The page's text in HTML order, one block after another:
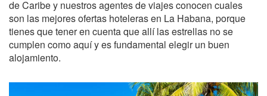
de Caribe y nuestros agentes de viajes conocen cuales
son las mejores ofertas hoteleras en La Habana, porque
tienes que tener en cuenta que allí las estrellas no se
cumplen como aquí y es fundamental elegir un buen
alojamiento.